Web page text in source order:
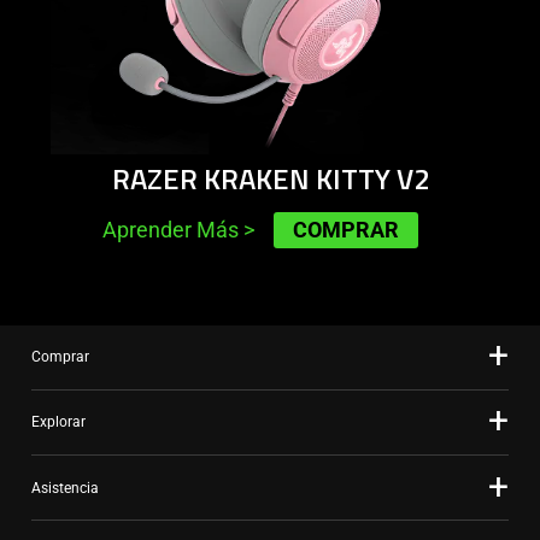
RAZER KRAKEN KITTY V2
Aprender Más > COMPRAR
Comprar
Explorar
Asistencia